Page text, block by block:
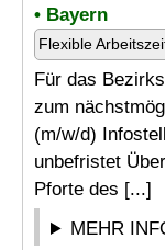
• Bayern
Flexible
Für das
zum
(m/w/d)
unbefristet
Pforte des [...]
MEHR